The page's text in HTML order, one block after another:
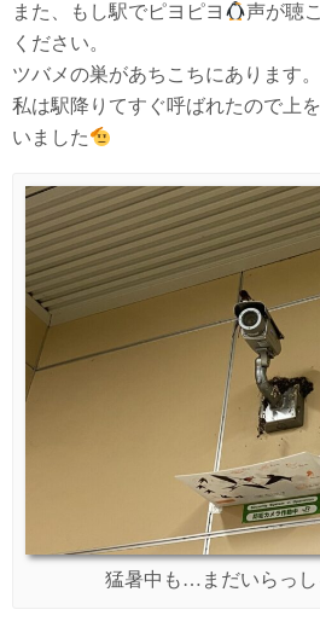
また、もし駅でピヨピヨ
声が聴
ください。
ツバメの巣があちこちにあります。
私は駅降りてすぐ呼ばれたので上
いました
猛暑中も…まだいらっし